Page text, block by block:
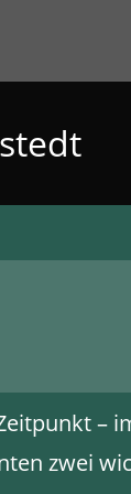
–
zwei